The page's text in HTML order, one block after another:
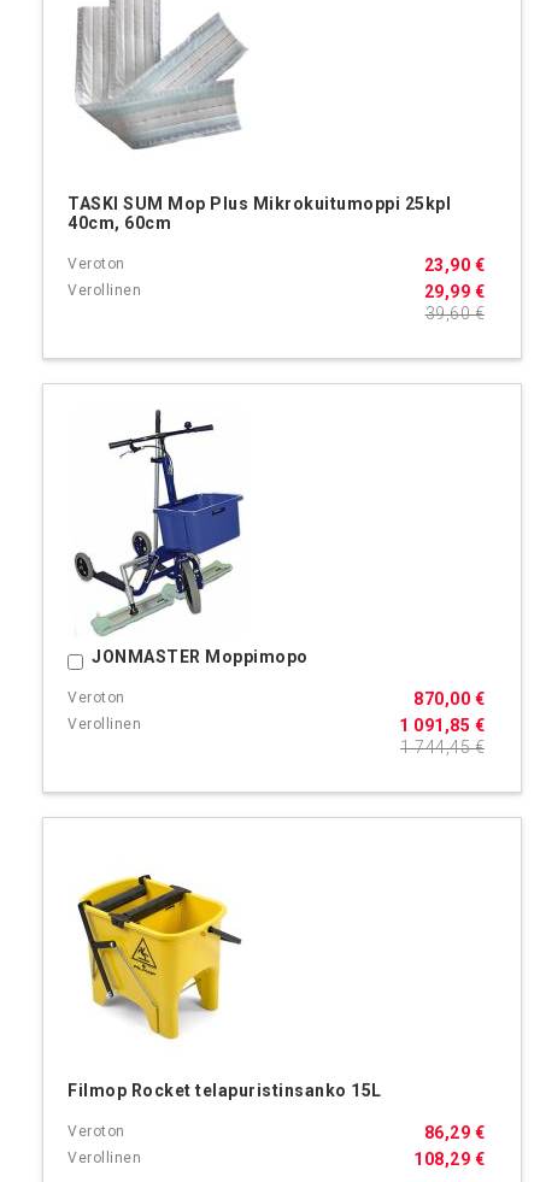
TASKI SUM Mop Plus Mikrokuitumoppi 25kpl
40cm, 60cm
29,99 €
23,90 €
39,60 €
JONMASTER Moppimopo
1 091,85 €
870,00 €
1 744,45 €
Ostoskoriin
Filmop Rocket telapuristinsanko 15L
108,29 €
86,29 €